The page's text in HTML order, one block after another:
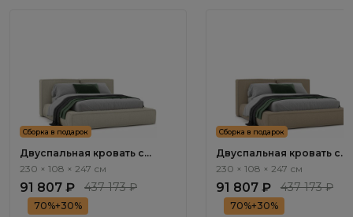
Сборка в подарок
Двуспальная кровать с
подъемным механизмом
NK264.02
230 × 108 × 247 см
91 807 ₽ 437 173 ₽
70%+30%
Сборка в подарок
Двуспальная кровать с
подъемным механизмом
NK264.03
230 × 108 × 247 см
91 807 ₽ 437 173 ₽
70%+30%